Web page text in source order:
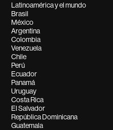
Latinoamérica y el mundo
Brasil
México
Argentina
Colombia
Venezuela
Chile
Perú
Ecuador
Panamá
Uruguay
Costa Rica
El Salvador
República Dominicana
Guatemala